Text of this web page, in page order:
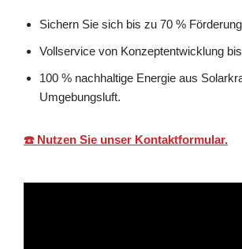
Sichern Sie sich bis zu 70 %
Vollservice von Konzeptentwicklung
100 % nachhaltige Energie aus
Umgebungsluft.
☎️ Nutzen Sie unser Kontaktformular.